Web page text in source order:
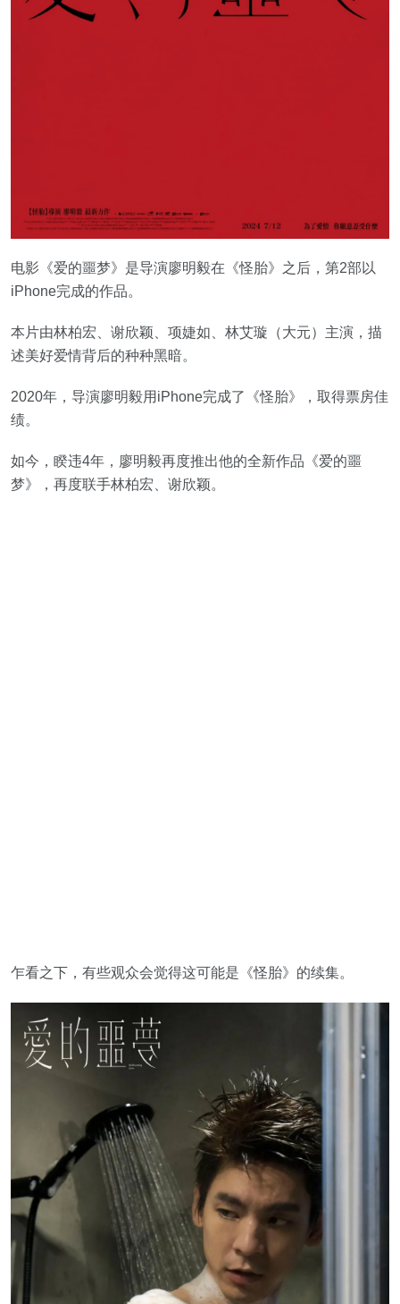
电影《爱的噩梦》是导演廖明毅在《怪胎》之后，第2部以
iPhone完成的作品。
本片由林柏宏、谢欣颖、项婕如、林艾璇（大元）主演，描
述美好爱情背后的种种黑暗。
2020年，导演廖明毅用iPhone完成了《怪胎》，取得票房佳
绩。
如今，睽违4年，廖明毅再度推出他的全新作品《爱的噩
梦》，再度联手林柏宏、谢欣颖。
乍看之下，有些观众会觉得这可能是《怪胎》的续集。